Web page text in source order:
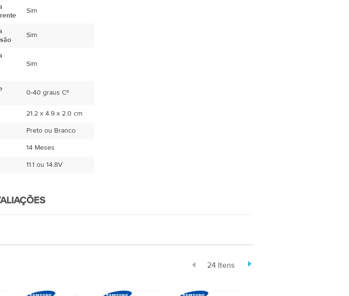
Sim
Sim
Sim
0-40 graus Cº
21.2 x 4.9 x 2.0 cm
Preto ou Branco
14 Meses
11.1 ou 14.8V
24 Itens